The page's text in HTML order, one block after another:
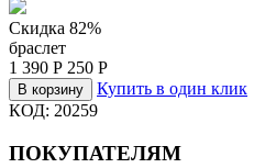
Скидка 82%
браслет
1 390 Р 250 Р
В корзину
Купить в один клик
КОД: 20259
ПОКУПАТЕЛЯМ